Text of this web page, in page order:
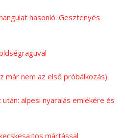
hasonló: Gesztenyés
már nem az első próbálkozás)
alpesi nyaralás emlékére és
mártással